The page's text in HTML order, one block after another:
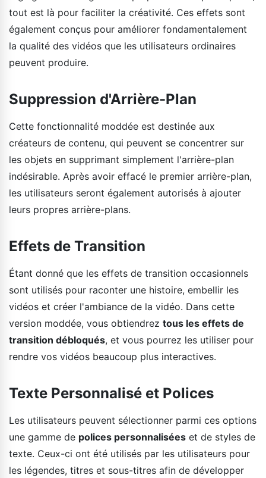
tout est là pour faciliter la créativité. Ces effets sont
également conçus pour améliorer fondamentalement
la qualité des vidéos que les utilisateurs ordinaires
peuvent produire.
Suppression d'Arrière-Plan
Cette fonctionnalité moddée est destinée aux
créateurs de contenu, qui peuvent se concentrer sur
les objets en supprimant simplement l'arrière-plan
indésirable. Après avoir effacé le premier arrière-plan,
les utilisateurs seront également autorisés à ajouter
leurs propres arrière-plans.
Effets de Transition
Étant donné que les effets de transition occasionnels
sont utilisés pour raconter une histoire, embellir les
vidéos et créer l'ambiance de la vidéo. Dans cette
version moddée, vous obtiendrez tous les effets de
transition débloqués, et vous pourrez les utiliser pour
rendre vos vidéos beaucoup plus interactives.
Texte Personnalisé et Polices
Les utilisateurs peuvent sélectionner parmi ces options
une gamme de polices personnalisées et de styles de
texte. Ceux-ci ont été utilisés par les utilisateurs pour
les légendes, titres et sous-titres afin de développer